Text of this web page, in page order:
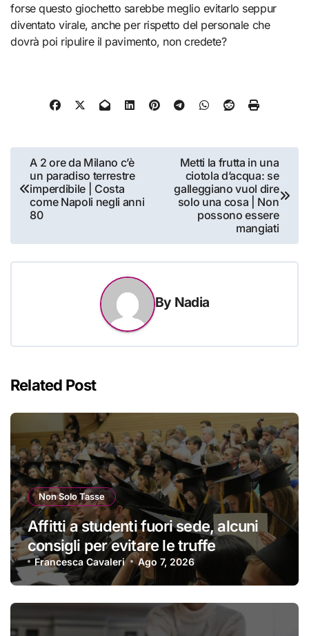
forse questo giochetto sarebbe meglio evitarlo seppur
diventato virale, anche per rispetto del personale che
dovrà poi ripulire il pavimento, non credete?
Navigazione
articoli
A 2 ore da Milano c’è
un paradiso terrestre
imperdibile | Costa
come Napoli negli anni
80
Metti la frutta in una
ciotola d’acqua: se
galleggiano vuol dire
solo una cosa | Non
possono essere
mangiati
By Nadia
Related Post
Non Solo Tasse
Affitti a studenti fuori sede, alcuni
consigli per evitare le truffe
Francesca Cavaleri Ago 7, 2026